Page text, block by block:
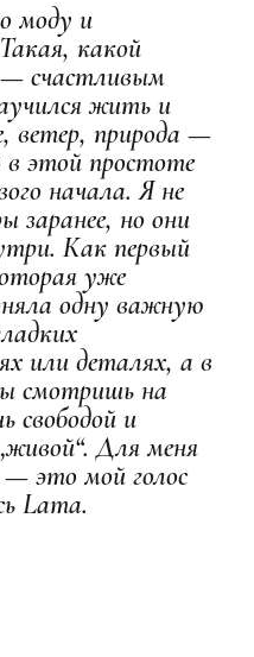
моду и
какой
— счастливым
жить и
ветер, природа —
в этой простоте
начала. Я не
заранее, но они
Как первый
уже
одну важную
или деталях, а в
смотришь на
и
Для меня
это мой голос
Lama.